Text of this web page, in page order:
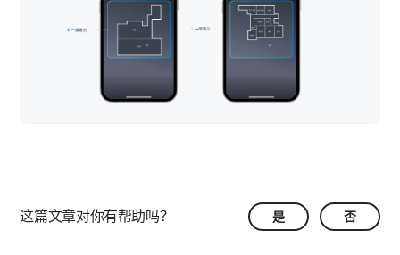
这篇文章对你有帮助吗？ 是 否